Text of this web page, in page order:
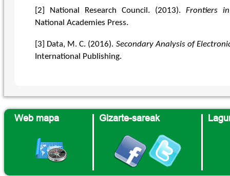
[2] National Research Council. (2013).Frontiers
National Academies Press.
[3] Data, M. C. (2016). Secondary Analysis of
International Publishing.
Web mapa Gizarte-sareak